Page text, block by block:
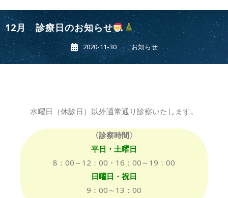
12月 診療日のお知らせ
2020-11-30 ,お知らせ
水曜日（休診日）以外通常通り診察いたします。
〈診察時間〉
平日・土曜日
8：00～12：00・16：00～19：00
日曜日・祝日
9：00～13：00